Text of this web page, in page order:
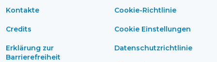
Kontakte
Credits
Erklärung zur
Barrierefreiheit
Cookie-Richtlinie
Cookie Einstellungen
Datenschutzrichtlinie